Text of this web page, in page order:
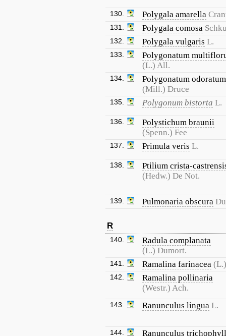
130. Polygala amarella
131. Polygala comosa
132. Polygala vulgaris L.
133.
Polygonatum
(L.) All.
134.
Polygonatum odoratum
(Mill.) Druce
135. Polygonum bistorta L.
136.
Polystichum braunii
(Spenn.) Fee
137. Primula veris L.
138.
Ptilium crista-
(Hedw.) De Not.
139. Pulmonaria obscura
R
140.
Radula complanata
(L.) Dumort.
141. Ramalina farinacea
142.
Ramalina pollinaria
(Westr.) Ach.
143. Ranunculus lingua L.
144.
Ranunculus